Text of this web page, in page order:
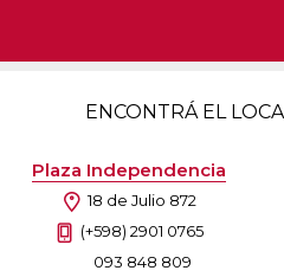
ENCONTRÁ EL
Plaza Independencia
18 de Julio 872
(+598) 2901 0765
093 848 809